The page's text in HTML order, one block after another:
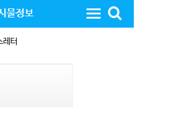
레터
물정보